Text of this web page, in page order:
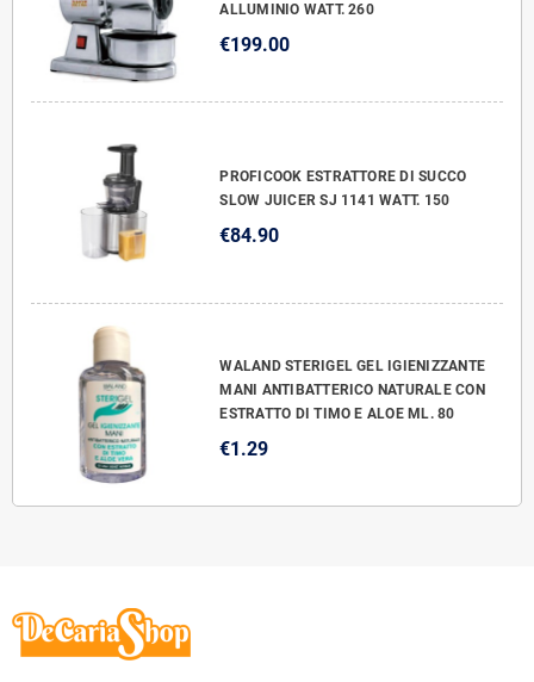
ALLUMINIO WATT. 260
€199.00
PROFICOOK ESTRATTORE DI SUCCO
SLOW JUICER SJ 1141 WATT. 150
€84.90
WALAND STERIGEL GEL IGIENIZZANTE
MANI ANTIBATTERICO NATURALE CON
ESTRATTO DI TIMO E ALOE ML. 80
€1.29